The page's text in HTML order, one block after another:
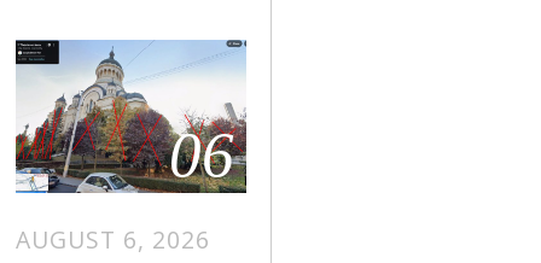
06
AUGUST 6, 2026